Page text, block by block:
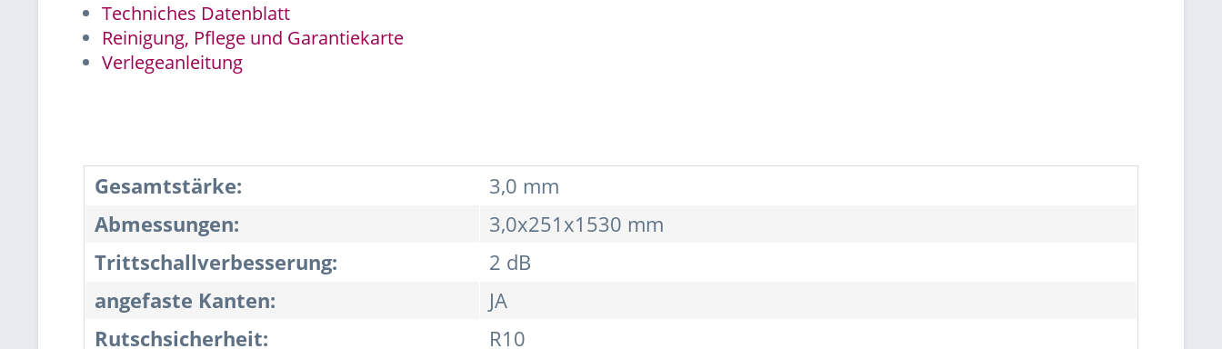
Techniches Datenblatt
Reinigung, Pflege und Garantiekarte
Verlegeanleitung
Gesamtstärke:
3,0 mm
Abmessungen:
3,0x251x1530 mm
Trittschallverbesserung:
2 dB
angefaste Kanten:
JA
Rutschsicherheit:
R10